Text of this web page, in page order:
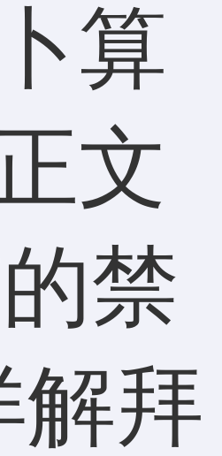
算
文
禁
解拜